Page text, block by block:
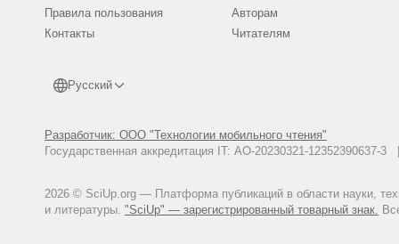
Правила пользования
Контакты
Русский
Разработчик: ООО "Технологии мобильного чтения"
Государственная аккредитация IT: АО-20230321-
2026 © SciUp.org — Платформа публикаций в области науки,
и литературы. "SciUp" — зарегистрированный товарный знак.
Авторам
Читателям